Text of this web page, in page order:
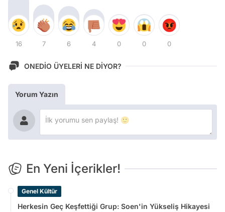
16 7 6 4 0 0 0
ONEDİO ÜYELERİ NE DİYOR?
Yorum Yazın
En Yeni İçerikler!
Genel Kültür
Herkesin Geç Keşfettiği Grup: Soen'in Yükseliş Hikayesi